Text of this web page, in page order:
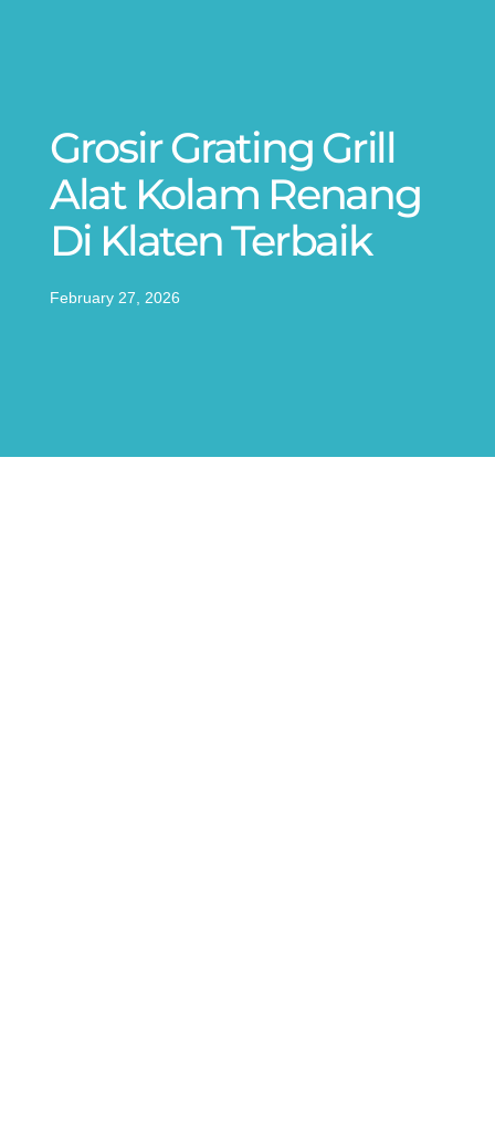
Grosir Grating Grill
Alat Kolam Renang
Di Klaten Terbaik
February 27, 2026